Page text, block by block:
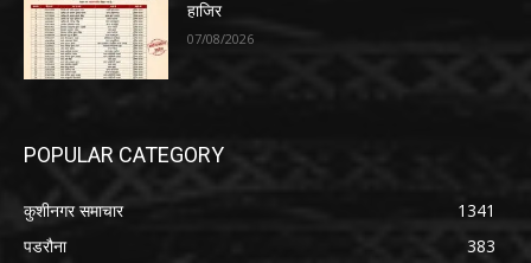
हाजिर
07/08/2026
POPULAR CATEGORY
कुशीनगर समाचार
1341
पडरौना
383